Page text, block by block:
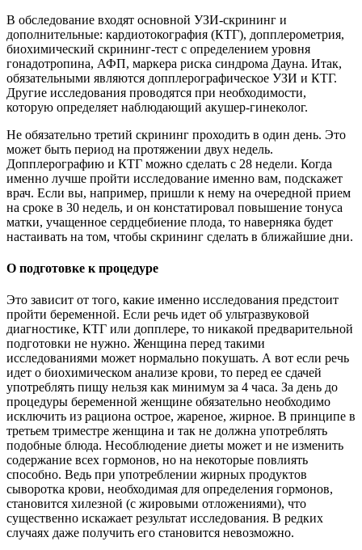
В обследование входят основной УЗИ-скрининг и
дополнительные: кардиотокография (КТГ), допплерометрия,
биохимический скрининг-тест с определением уровня
гонадотропина, АФП, маркера риска синдрома Дауна. Итак,
обязательными являются допплерографическое УЗИ и КТГ.
Другие исследования проводятся при необходимости,
которую определяет наблюдающий акушер-гинеколог.
Не обязательно третий скрининг проходить в один день. Это
может быть период на протяжении двух недель.
Допплерографию и КТГ можно сделать с 28 недели. Когда
именно лучше пройти исследование именно вам, подскажет
врач. Если вы, например, пришли к нему на очередной прием
на сроке в 30 недель, и он констатировал повышение тонуса
матки, учащенное сердцебиение плода, то наверняка будет
настаивать на том, чтобы скрининг сделать в ближайшие дни.
О подготовке к процедуре
Это зависит от того, какие именно исследования предстоит
пройти беременной. Если речь идет об ультразвуковой
диагностике, КТГ или допплере, то никакой предварительной
подготовки не нужно. Женщина перед такими
исследованиями может нормально покушать. А вот если речь
идет о биохимическом анализе крови, то перед ее сдачей
употреблять пищу нельзя как минимум за 4 часа. За день до
процедуры беременной женщине обязательно необходимо
исключить из рациона острое, жареное, жирное. В принципе в
третьем триместре женщина и так не должна употреблять
подобные блюда. Несоблюдение диеты может и не изменить
содержание всех гормонов, но на некоторые повлиять
способно. Ведь при употреблении жирных продуктов
сыворотка крови, необходимая для определения гормонов,
становится хилезной (с жировыми отложениями), что
существенно искажает результат исследования. В редких
случаях даже получить его становится невозможно.